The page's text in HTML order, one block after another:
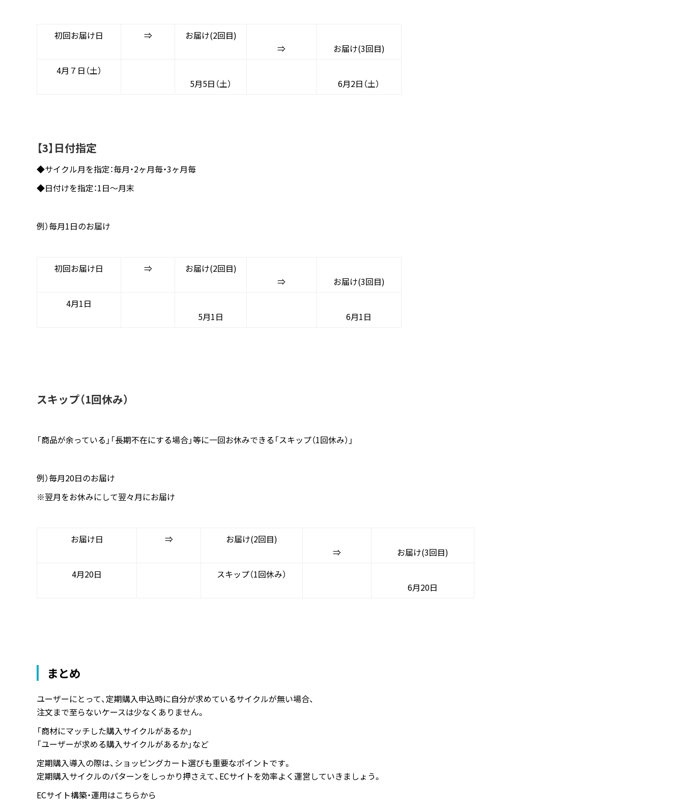
初回お届け日 ⇒
お届け(2回目)
⇒
お届け(3回目)
4月７日（土）
5月5日（土）
6月2日（土）
【3】日付指定
◆サイクル月を指定：毎月・2ヶ月毎・3ヶ月毎
◆日付けを指定：1日～月末
例）毎月1日のお届け
初回お届け日 ⇒
お届け(2回目)
⇒
お届け(3回目)
4月1日
5月1日
6月1日
スキップ（1回休み）
「商品が余っている」「長期不在にする場合」等に一回お休みできる「スキップ（1回休み）」
例）毎月20日のお届け
※翌月をお休みにして翌々月にお届け
お届け日 ⇒
お届け(2回目)
⇒
お届け(3回目)
4月20日
スキップ（1回休み）
6月20日
まとめ
ユーザーにとって、定期購入申込時に自分が求めているサイクルが無い場合、
注文まで至らないケースは少なくありません。
「商材にマッチした購入サイクルがあるか」
「ユーザーが求める購入サイクルがあるか」など
定期購入導入の際は、ショッピングカート選びも重要なポイントです。
定期購入サイクルのパターンをしっかり押さえて、ECサイトを効率よく運営していきましょう。
ECサイト構築・運用はこちらから